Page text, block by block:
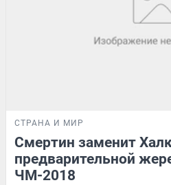
СТРАНА И МИР
Смертин заменит
предварительной
ЧМ-2018